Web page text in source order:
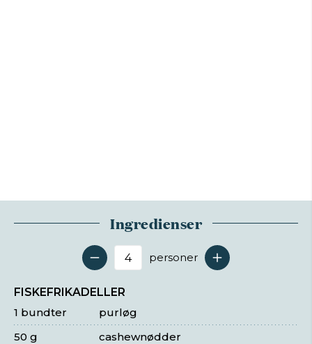
Ingredienser
Antal serveringer
personer
FISKEFRIKADELLER
purløg
1 bundter
cashewnødder
50 g